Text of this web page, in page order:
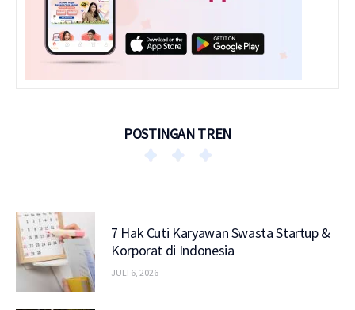
POSTINGAN TREN
7 Hak Cuti Karyawan Swasta Startup &
Korporat di Indonesia
JULI 6, 2026